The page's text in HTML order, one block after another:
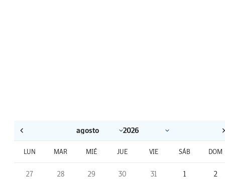
LUN MAR MIÉ JUE VIE SÁB DOM
27 28 29 30 31 1 2